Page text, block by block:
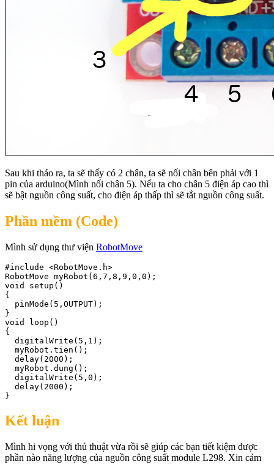
Sau khi tháo ra, ta sẽ thấy có 2 chân, ta sẽ nối chân bên phải với 1
pin của arduino(Mình nối chân 5). Nếu ta cho chân 5 điện áp cao thì
sẽ bật nguồn công suất, cho điện áp thấp thì sẽ tắt nguồn công suất.
Phần mềm (Code)
Mình sử dụng thư viện RobotMove
#include <RobotMove.h>
RobotMove myRobot(6,7,8,9,0,0);
void setup()
{
  pinMode(5,OUTPUT);
}
void loop()
{
  digitalWrite(5,1);
  myRobot.tien();
  delay(2000);
  myRobot.dung();
  digitalWrite(5,0);
  delay(2000);
}
Kết luận
Mình hi vọng với thủ thuật vừa rồi sẽ giúp các bạn tiết kiệm được
phần nào năng lượng của nguồn công suất module L298. Xin cảm